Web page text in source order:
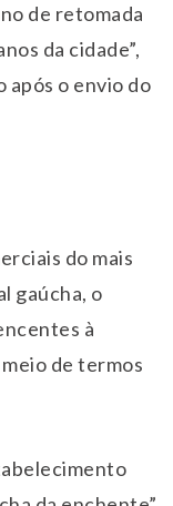
de retomada
da cidade”,
o envio do
do mais
gaúcha, o
à
de termos